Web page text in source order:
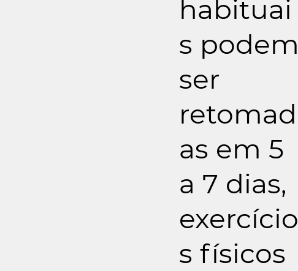
habituai
s podem
ser
retomad
as em 5
a 7 dias,
exercício
s físicos